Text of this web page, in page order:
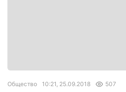
Общество 10:21, 25.09.2018 507